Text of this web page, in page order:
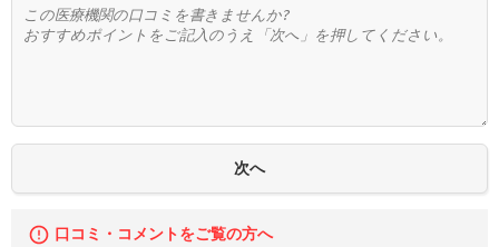
口コミ・コメントをご覧の方へ